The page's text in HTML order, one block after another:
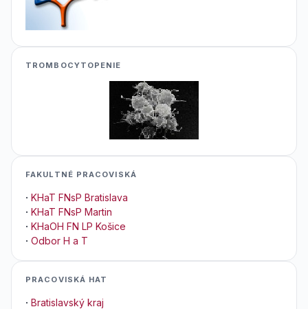
TROMBOCYTOPENIE
FAKULTNÉ PRACOVISKÁ
· KHaT FNsP Bratislava
· KHaT FNsP Martin
· KHaOH FN LP Košice
· Odbor H a T
PRACOVISKÁ HAT
· Bratislavský kraj